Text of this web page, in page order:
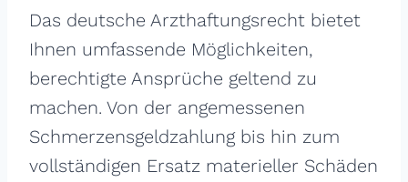
Das deutsche Arzthaftungsrecht bietet
Ihnen umfassende Möglichkeiten,
berechtigte Ansprüche geltend zu
machen. Von der angemessenen
Schmerzensgeldzahlung bis hin zum
vollständigen Ersatz materieller Schäden